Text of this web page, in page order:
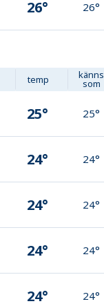
26° 26°
temp känns
som
25° 25°
24° 24°
24° 24°
24° 24°
24° 24°